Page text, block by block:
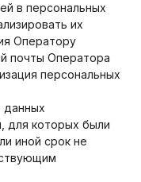
в персональных
их
Оператору
почты Оператора
персональных
данных
для которых были
иной срок не